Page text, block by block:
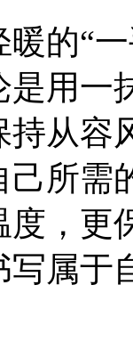
的“
用一
持从
所需
，更
写属于